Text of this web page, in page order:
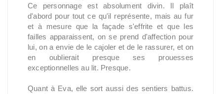
Ce personnage est absolument divin. Il plaît
d'abord pour tout ce qu'il représente, mais au fur
et à mesure que la façade s'effrite et que les
failles apparaissent, on se prend d'affection pour
lui, on a envie de le cajoler et de le rassurer, et on
en oublierait presque ses prouesses
exceptionnelles au lit. Presque.
Quant à Eva, elle sort aussi des sentiers battus.